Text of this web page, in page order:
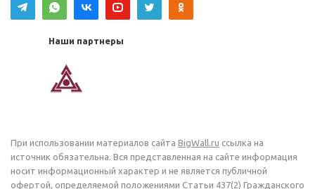
Наши партнеры
При использовании материалов сайта BigWall.ru ссылка на
источник обязательна. Вся представленная на сайте информация
носит информационный характер и не является публичной
офертой, определяемой положениями Статьи 437(2) Гражданского